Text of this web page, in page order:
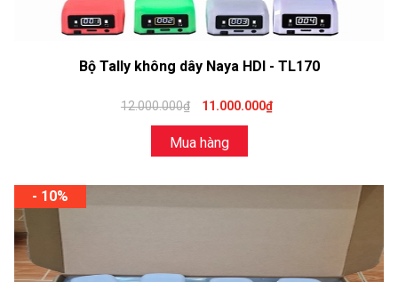
Bộ Tally không dây Naya HDI - TL170
12.000.000₫ 11.000.000₫
Mua hàng
- 10%